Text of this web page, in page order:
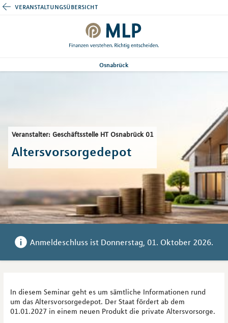
veranstaltungsübersicht
Osnabrück
Veranstalter: Geschäftsstelle HT Osnabrück 01
Altersvorsorgedepot
Anmeldeschluss ist Donnerstag, 01. Oktober 2026.
In diesem Seminar geht es um sämtliche Informationen rund
um das Altersvorsorgedepot. Der Staat fördert ab dem
01.01.2027 in einem neuen Produkt die private Altersvorsorge.